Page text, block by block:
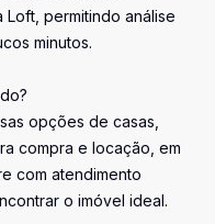
permitindo análise
minutos.
opções de casas,
compra e locação, em
com atendimento
o imóvel ideal.